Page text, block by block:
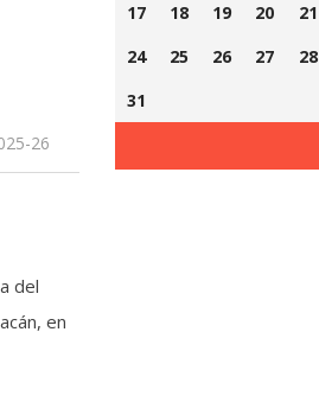
26
del
en
17
18 19 20 21
24
25 26 27 28
31